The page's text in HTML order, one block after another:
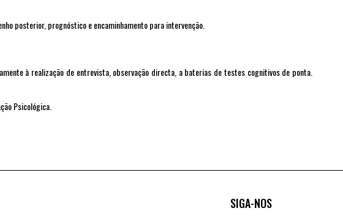
posterior, prognóstico e encaminhamento para intervenção.
à realização de entrevista, observação directa, a baterias de testes cognitivos de ponta.
Psicológica.
SIGA-NOS